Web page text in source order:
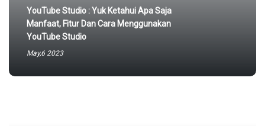
YouTube Studio : Yuk Ketahui Apa Saja
Manfaat, Fitur Dan Cara Menggunakan
YouTube Studio
May,6 2023